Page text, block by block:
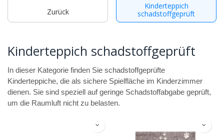
Zurück
Kinderteppich
schadstoffgeprüft
Kinderteppich schadstoffgeprüft
In dieser Kategorie finden Sie schadstoffgeprüfte
Kinderteppiche, die als sichere Spielfläche im Kinderzimmer
dienen. Sie sind speziell auf geringe Schadstoffabgabe geprüft,
um die Raumluft nicht zu belasten.